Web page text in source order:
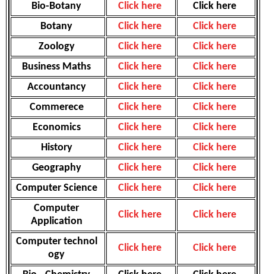
Bio-Botany
Click here
Click here
Botany
Click here
Click here
Zoology
Click here
Click here
Business Maths
Click here
Click here
Accountancy
Click here
Click here
Commerece
Click here
Click here
Economics
Click here
Click here
History
Click here
Click here
Geography
Click here
Click here
Computer Science
Click here
Click here
Computer
Application
Click here Click here
Computer technol
ogy
Click here Click here